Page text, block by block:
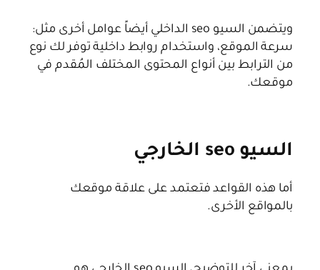
ويتضمن السيو seo الداخلي أيضاً عوامل أخرى مثل:
سرعة الموقع، واستخدام روابط داخلية توفر لك نوع
من الترابط بين أنواع المحتوى المختلف المُقدم في
موقعك.
السيو seo الخارجي
أما هذه القواعد فتعتمد على علاقة موقعك
بالمواقع الأخرى.